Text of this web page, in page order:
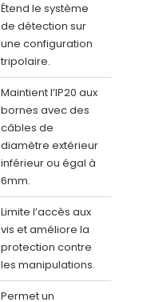
Étend le système
de détection sur
une configuration
tripolaire.
Maintient l’IP20 aux
bornes avec des
câbles de
diamètre extérieur
inférieur ou égal à
6mm.
Limite l’accès aux
vis et améliore la
protection contre
les manipulations.
Permet un